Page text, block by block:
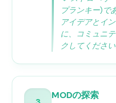
プランキー)で
アイデアとイ
に、コミュニ
クしてください
MODの探索